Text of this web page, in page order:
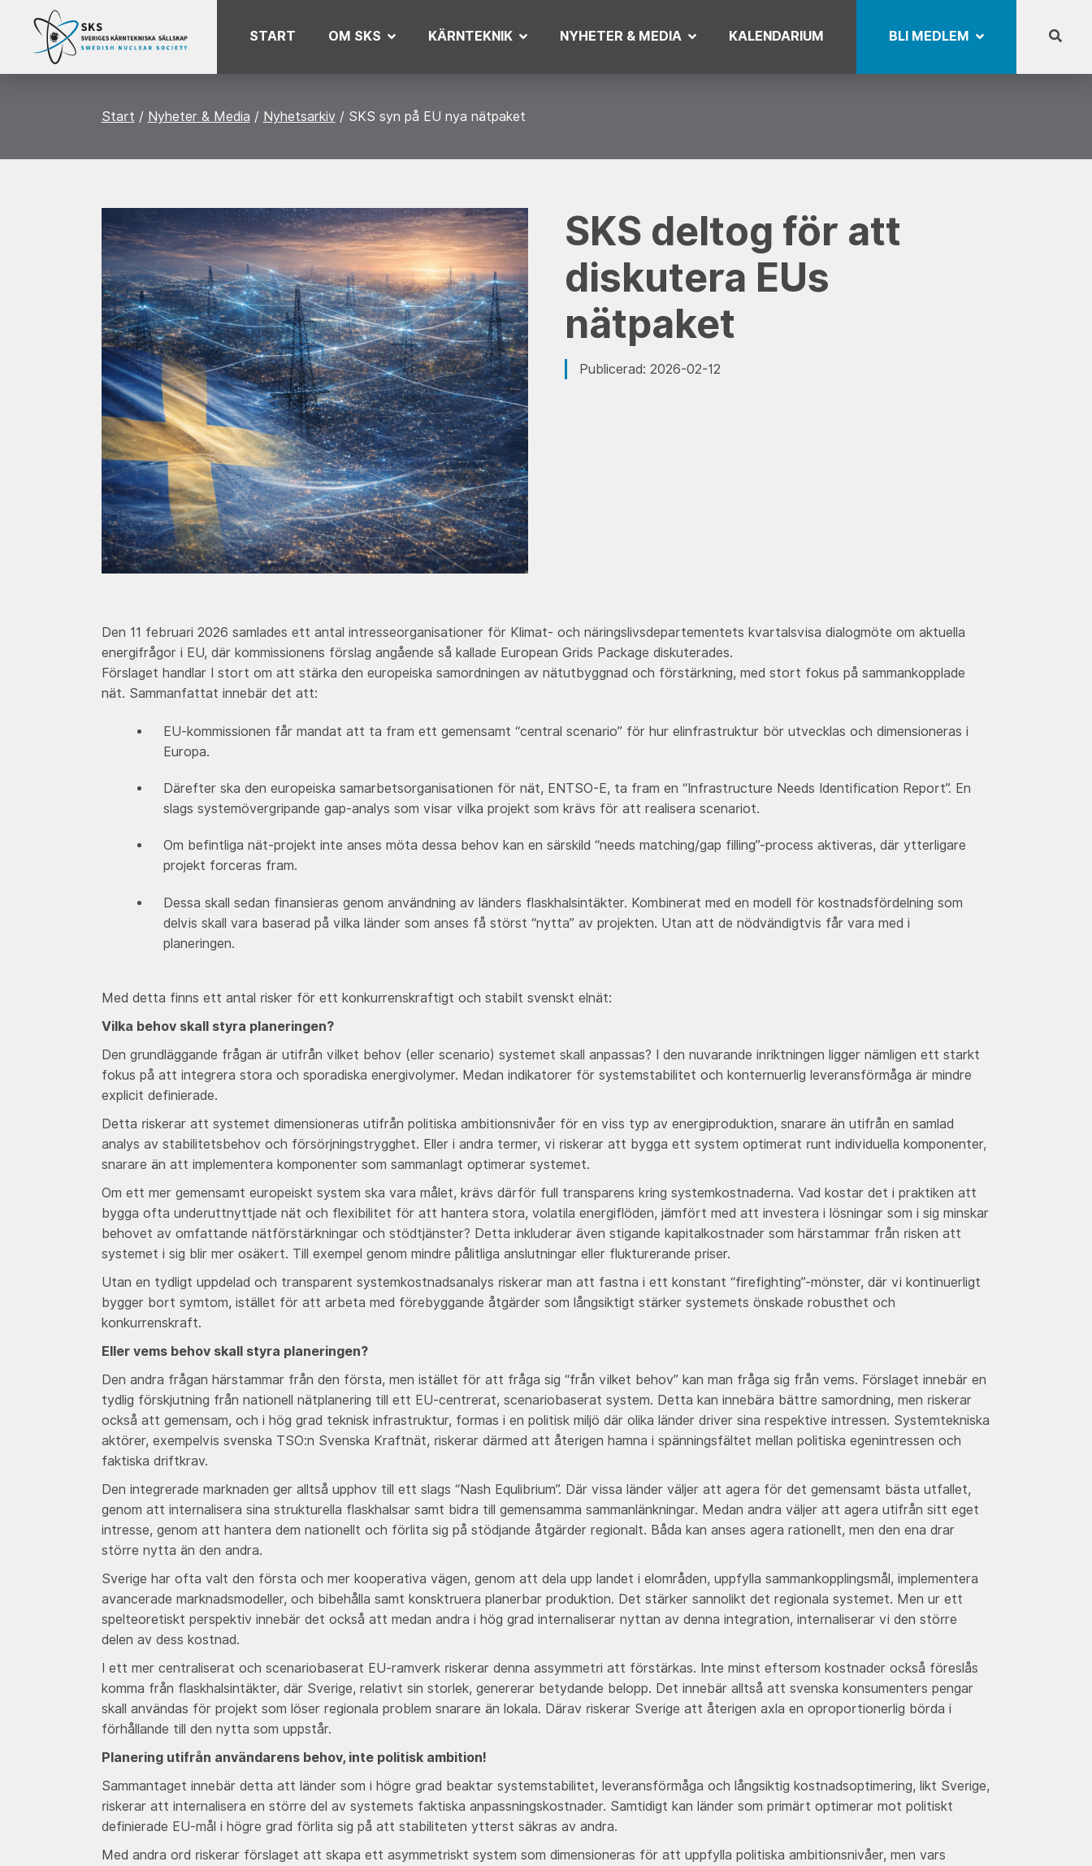
START OM SKS KÄRNTEKNIK NYHETER & MEDIA KALENDARIUM BLI MEDLEM
Start Nyheter & Media Nyhetsarkiv SKS syn på EU nya nätpaket
SKS deltog för att
diskutera EUs
nätpaket
Publicerad: 2026-02-12
Den 11 februari 2026 samlades ett antal intresseorganisationer för Klimat- och näringslivsdepartementets kvartalsvisa dialogmöte om aktuella
energifrågor i EU, där kommissionens förslag angående så kallade European Grids Package diskuterades.
Förslaget handlar I stort om att stärka den europeiska samordningen av nätutbyggnad och förstärkning, med stort fokus på sammankopplade
nät. Sammanfattat innebär det att:
EU-kommissionen får mandat att ta fram ett gemensamt “central scenario” för hur elinfrastruktur bör utvecklas och dimensioneras i
Europa.
Därefter ska den europeiska samarbetsorganisationen för nät, ENTSO-E, ta fram en “Infrastructure Needs Identification Report”. En
slags systemövergripande gap-analys som visar vilka projekt som krävs för att realisera scenariot.
Om befintliga nät-projekt inte anses möta dessa behov kan en särskild “needs matching/gap filling”-process aktiveras, där ytterligare
projekt forceras fram.
Dessa skall sedan finansieras genom användning av länders flaskhalsintäkter. Kombinerat med en modell för kostnadsfördelning som
delvis skall vara baserad på vilka länder som anses få störst “nytta” av projekten. Utan att de nödvändigtvis får vara med i
planeringen.
Med detta finns ett antal risker för ett konkurrenskraftigt och stabilt svenskt elnät:
Vilka behov skall styra planeringen?
Den grundläggande frågan är utifrån vilket behov (eller scenario) systemet skall anpassas? I den nuvarande inriktningen ligger nämligen ett starkt
fokus på att integrera stora och sporadiska energivolymer. Medan indikatorer för systemstabilitet och konternuerlig leveransförmåga är mindre
explicit definierade.
Detta riskerar att systemet dimensioneras utifrån politiska ambitionsnivåer för en viss typ av energiproduktion, snarare än utifrån en samlad
analys av stabilitetsbehov och försörjningstrygghet. Eller i andra termer, vi riskerar att bygga ett system optimerat runt individuella komponenter,
snarare än att implementera komponenter som sammanlagt optimerar systemet.
Om ett mer gemensamt europeiskt system ska vara målet, krävs därför full transparens kring systemkostnaderna. Vad kostar det i praktiken att
bygga ofta underuttnyttjade nät och flexibilitet för att hantera stora, volatila energiflöden, jämfört med att investera i lösningar som i sig minskar
behovet av omfattande nätförstärkningar och stödtjänster? Detta inkluderar även stigande kapitalkostnader som härstammar från risken att
systemet i sig blir mer osäkert. Till exempel genom mindre pålitliga anslutningar eller flukturerande priser.
Utan en tydligt uppdelad och transparent systemkostnadsanalys riskerar man att fastna i ett konstant “firefighting”-mönster, där vi kontinuerligt
bygger bort symtom, istället för att arbeta med förebyggande åtgärder som långsiktigt stärker systemets önskade robusthet och
konkurrenskraft.
Eller vems behov skall styra planeringen?
Den andra frågan härstammar från den första, men istället för att fråga sig “från vilket behov” kan man fråga sig från vems. Förslaget innebär en
tydlig förskjutning från nationell nätplanering till ett EU-centrerat, scenariobaserat system. Detta kan innebära bättre samordning, men riskerar
också att gemensam, och i hög grad teknisk infrastruktur, formas i en politisk miljö där olika länder driver sina respektive intressen. Systemtekniska
aktörer, exempelvis svenska TSO:n Svenska Kraftnät, riskerar därmed att återigen hamna i spänningsfältet mellan politiska egenintressen och
faktiska driftkrav.
Den integrerade marknaden ger alltså upphov till ett slags “Nash Equlibrium”. Där vissa länder väljer att agera för det gemensamt bästa utfallet,
genom att internalisera sina strukturella flaskhalsar samt bidra till gemensamma sammanlänkningar. Medan andra väljer att agera utifrån sitt eget
intresse, genom att hantera dem nationellt och förlita sig på stödjande åtgärder regionalt. Båda kan anses agera rationellt, men den ena drar
större nytta än den andra.
Sverige har ofta valt den första och mer kooperativa vägen, genom att dela upp landet i elområden, uppfylla sammankopplingsmål, implementera
avancerade marknadsmodeller, och bibehålla samt konsktruera planerbar produktion. Det stärker sannolikt det regionala systemet. Men ur ett
spelteoretiskt perspektiv innebär det också att medan andra i hög grad internaliserar nyttan av denna integration, internaliserar vi den större
delen av dess kostnad.
I ett mer centraliserat och scenariobaserat EU-ramverk riskerar denna assymmetri att förstärkas. Inte minst eftersom kostnader också föreslås
komma från flaskhalsintäkter, där Sverige, relativt sin storlek, genererar betydande belopp. Det innebär alltså att svenska konsumenters pengar
skall användas för projekt som löser regionala problem snarare än lokala. Därav riskerar Sverige att återigen axla en oproportionerlig börda i
förhållande till den nytta som uppstår.
Planering utifrån användarens behov, inte politisk ambition!
Sammantaget innebär detta att länder som i högre grad beaktar systemstabilitet, leveransförmåga och långsiktig kostnadsoptimering, likt Sverige,
riskerar att internalisera en större del av systemets faktiska anpassningskostnader. Samtidigt kan länder som primärt optimerar mot politiskt
definierade EU-mål i högre grad förlita sig på att stabiliteten ytterst säkras av andra.
Med andra ord riskerar förslaget att skapa ett asymmetriskt system som dimensioneras för att uppfylla politiska ambitionsnivåer, men vars